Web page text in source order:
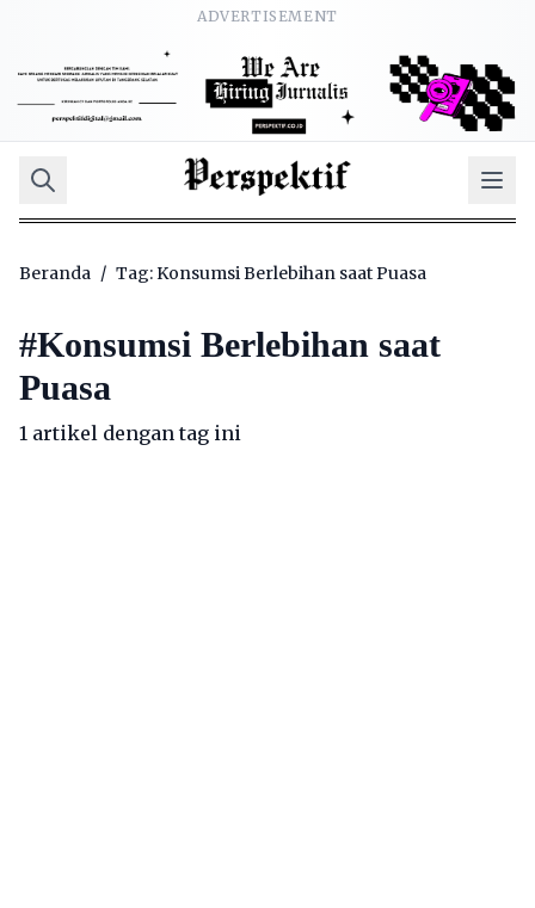
ADVERTISEMENT
Beranda / Tag: Konsumsi Berlebihan saat Puasa
#Konsumsi Berlebihan saat
Puasa
1 artikel dengan tag ini